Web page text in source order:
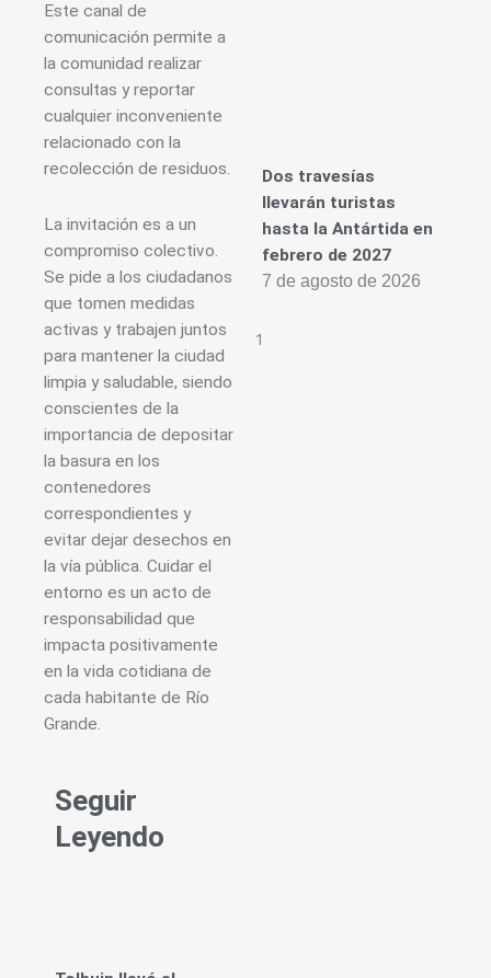
Este canal de
comunicación permite a
la comunidad realizar
consultas y reportar
cualquier inconveniente
relacionado con la
recolección de residuos.
La invitación es a un
compromiso colectivo.
Se pide a los ciudadanos
que tomen medidas
activas y trabajen juntos
para mantener la ciudad
limpia y saludable, siendo
conscientes de la
importancia de depositar
la basura en los
contenedores
correspondientes y
evitar dejar desechos en
la vía pública. Cuidar el
entorno es un acto de
responsabilidad que
impacta positivamente
en la vida cotidiana de
cada habitante de Río
Grande.
Seguir
Leyendo
Dos travesías
llevarán turistas
hasta la Antártida en
febrero de 2027
7 de agosto de 2026